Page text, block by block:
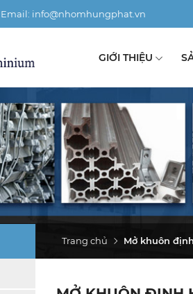
Email: info@nhomhungphat.vn
GIỚI THIỆU
Trang chủ Mở khuôn